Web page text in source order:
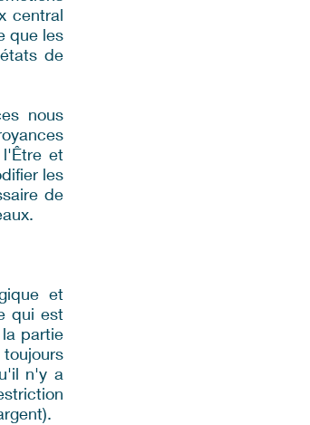
central
que les
de
nous
l'Être et
les
de
et
qui est
partie
n'y a